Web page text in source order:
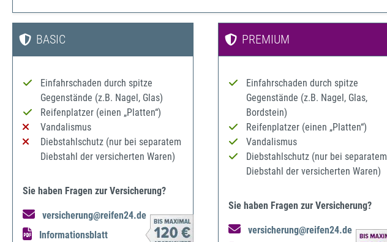
BASIC
Einfahrschaden durch spitze
Gegenstände (z.B. Nagel, Glas)
Reifenplatzer (einen „Platten“)
Vandalismus
Diebstahlschutz (nur bei separatem
Diebstahl der versicherten Waren)
Sie haben Fragen zur Versicherung?
versicherung@reifen24.de
Informationsblatt
PREMIUM
Einfahrschaden durch spitze
Gegenstände (z.B. Nagel, Glas,
Bordstein)
Reifenplatzer (einen „Platten“)
Vandalismus
Diebstahlschutz (nur bei separatem
Diebstahl der versicherten Waren)
Sie haben Fragen zur Versicherung?
versicherung@reifen24.de